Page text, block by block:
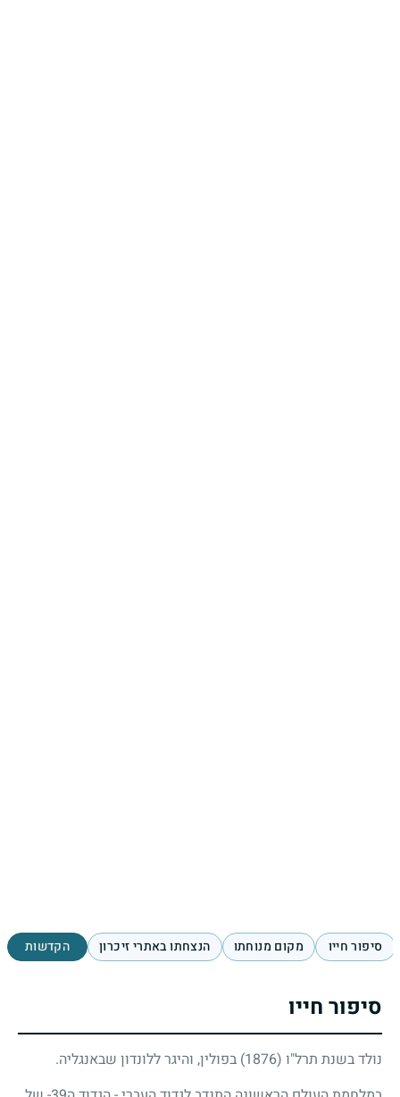
סיפור חייו מקום מנוחתו הנצחתו באתרי זיכרון הקדשות
סיפור חייו
נולד בשנת תרל"ו (1876)
בפולין, והיגר ללונדון שבאנגליה.